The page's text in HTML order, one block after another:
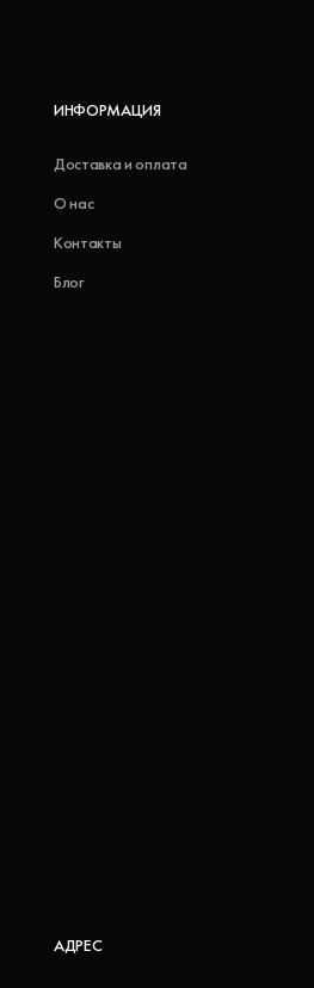
ИНФОРМАЦИЯ
Доставка и оплата
О нас
Контакты
Блог
АДРЕС